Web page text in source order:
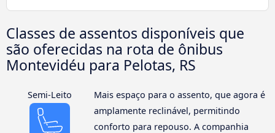
Classes de assentos disponíveis que
são oferecidas na rota de ônibus
Montevidéu para Pelotas, RS
Semi-Leito
Mais espaço para o assento, que agora é
amplamente reclinável, permitindo
conforto para repouso. A companhia